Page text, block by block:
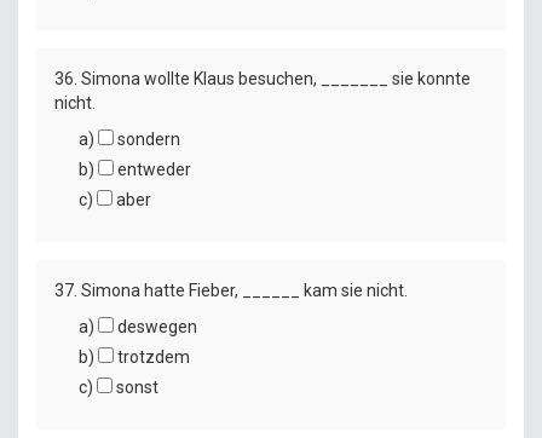
36. Simona wollte Klaus besuchen, _______ sie konnte
nicht.
a)
sondern
b)
entweder
c)
aber
37. Simona hatte Fieber, ______ kam sie nicht.
a)
deswegen
b)
trotzdem
c)
sonst